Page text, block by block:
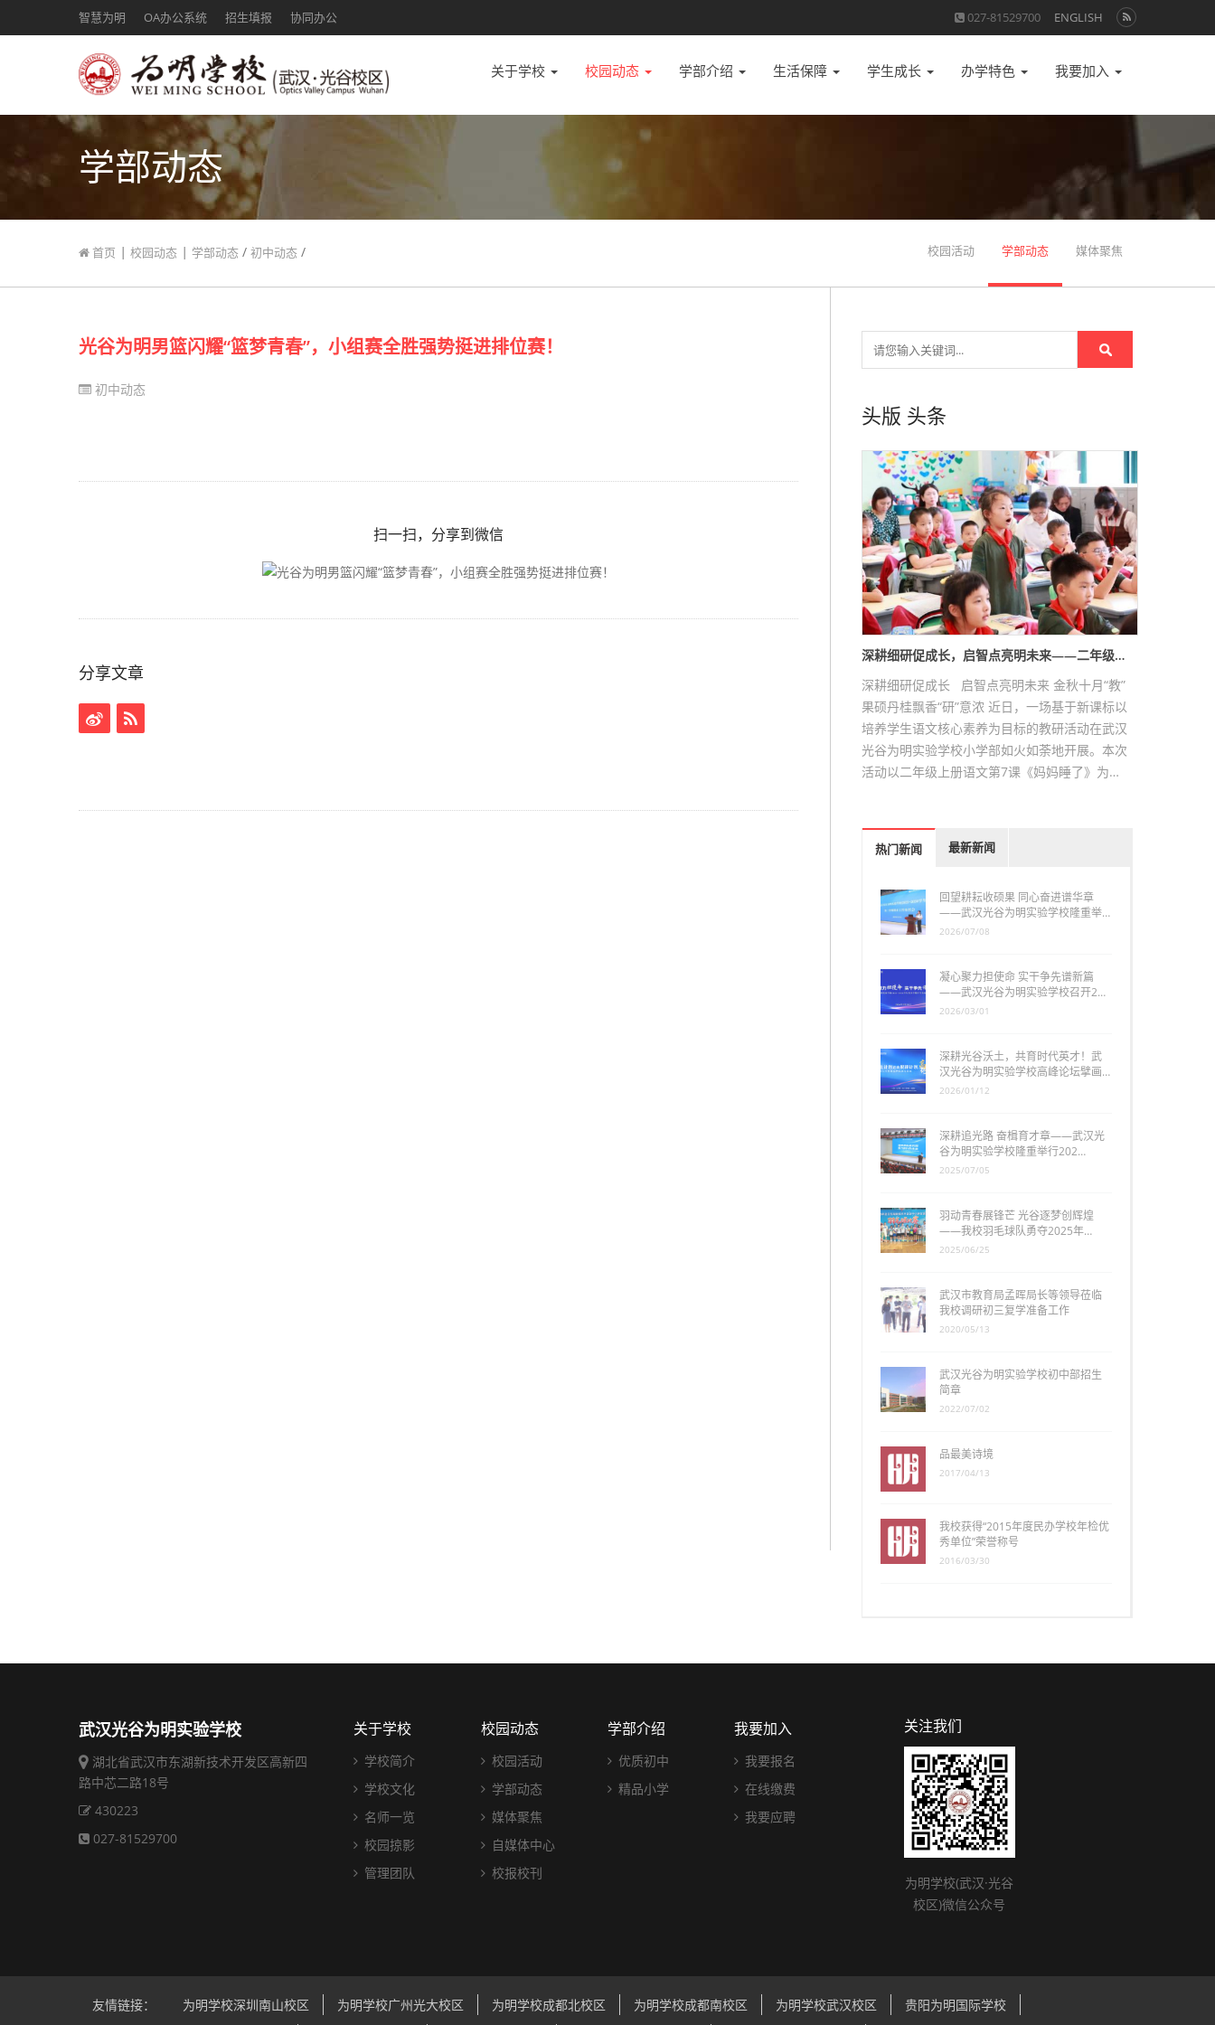
智慧为明 OA办公系统 招生填报 协同办公 027-81529700 ENGLISH
关于学校 校园动态 学部介绍 生活保障 学生成长 办学特色 我要加入
学部动态
首页 | 校园动态 | 学部动态 / 初中动态 / 校园活动 学部动态 媒体聚焦
光谷为明男篮闪耀“篮梦青春”，小组赛全胜强势挺进排位赛！
初中动态
扫一扫，分享到微信
分享文章
头版 头条
深耕细研促成长，启智点亮明未来——二年级…
深耕细研促成长 启智点亮明未来 金秋十月“教”
果硕丹桂飘香“研”意浓 近日，一场基于新课标以
培养学生语文核心素养为目标的教研活动在武汉
光谷为明实验学校小学部如火如荼地开展。本次
活动以二年级上册语文第7课《妈妈睡了》为…
热门新闻 最新新闻
回望耕耘收硕果 同心奋进谱华章
——武汉光谷为明实验学校隆重举…
2026/07/08
凝心聚力担使命 实干争先谱新篇
——武汉光谷为明实验学校召开2…
2026/03/01
深耕光谷沃土，共育时代英才！武
汉光谷为明实验学校高峰论坛擘画…
2026/01/12
深耕追光路 奋楫育才章——武汉光
谷为明实验学校隆重举行202…
2025/07/05
羽动青春展锋芒 光谷逐梦创辉煌
——我校羽毛球队勇夺2025年…
2025/06/25
武汉市教育局孟晖局长等领导莅临
我校调研初三复学准备工作
2020/05/13
武汉光谷为明实验学校初中部招生
简章
2022/07/02
品最美诗境
2017/04/13
我校获得“2015年度民办学校年检优
秀单位”荣誉称号
2016/03/30
武汉光谷为明实验学校
湖北省武汉市东湖新技术开发区高新四
路中芯二路18号
430223
027-81529700
关于学校
学校简介
学校文化
名师一览
校园掠影
管理团队
校园动态
校园活动
学部动态
媒体聚焦
自媒体中心
校报校刊
学部介绍
优质初中
精品小学
我要加入
我要报名
在线缴费
我要应聘
关注我们
为明学校(武汉·光谷
校区)微信公众号
友情链接： 为明学校深圳南山校区 为明学校广州光大校区 为明学校成都北校区 为明学校成都南校区 为明学校武汉校区 贵阳为明国际学校